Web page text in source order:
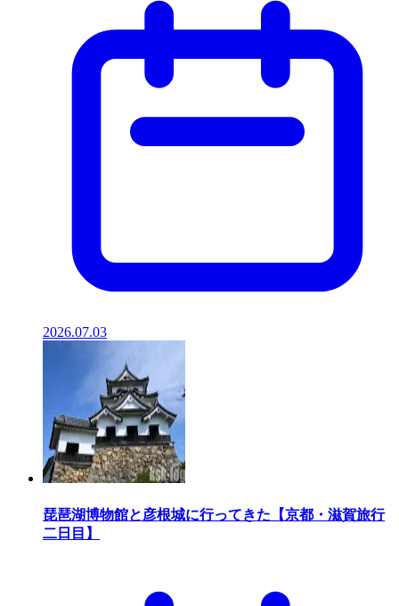
2026.07.03
琵琶湖博物館と彦根城に行ってきた【京都・滋賀旅行
二日目】